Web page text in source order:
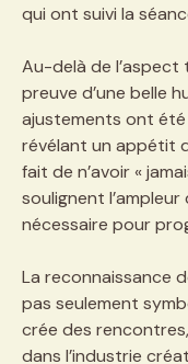
qui ont suivi la
Au-delà de l’aspect
preuve d’une belle
ajustements ont été
révélant un appétit
fait de n’avoir «
soulignent
nécessaire pour
La reconnaissance
pas seulement
crée des
dans l’industrie